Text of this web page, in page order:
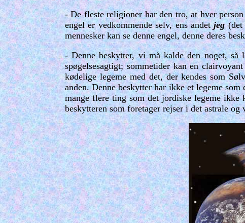
- De fleste religioner har den tro, at hver
engel er vedkommende selv, ens andetjeg
mennesker kan se denne engel, denne deres
- Denne beskytter, vi må kalde den noget,
spøgelsesagtigt; sommetider kan en
kødelige legeme med det, der kendes som
anden. Denne beskytter har ikke et legeme
mange flere ting som det jordiske legeme
beskytteren som foretager rejser i det astrale